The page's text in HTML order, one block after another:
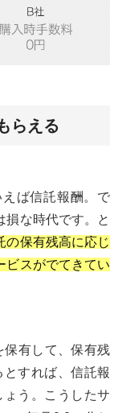
らえる
ば信託報酬。で
損な時代です。と
の保有残高に応じ
ビスがでてきてい
保有して、保有残
すれば、信託報
う。こうしたサ